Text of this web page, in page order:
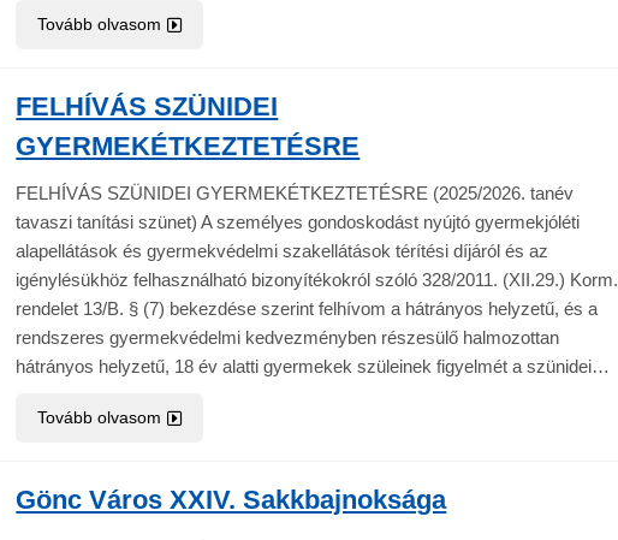
Tovább olvasom
FELHÍVÁS SZÜNIDEI
GYERMEKÉTKEZTETÉSRE
FELHÍVÁS SZÜNIDEI GYERMEKÉTKEZTETÉSRE (2025/2026. tanév
tavaszi tanítási szünet) A személyes gondoskodást nyújtó gyermekjóléti
alapellátások és gyermekvédelmi szakellátások térítési díjáról és az
igénylésükhöz felhasználható bizonyítékokról szóló 328/2011. (XII.29.) Korm.
rendelet 13/B. § (7) bekezdése szerint felhívom a hátrányos helyzetű, és a
rendszeres gyermekvédelmi kedvezményben részesülő halmozottan
hátrányos helyzetű, 18 év alatti gyermekek szüleinek figyelmét a szünidei…
Tovább olvasom
Gönc Város XXIV. Sakkbajnoksága